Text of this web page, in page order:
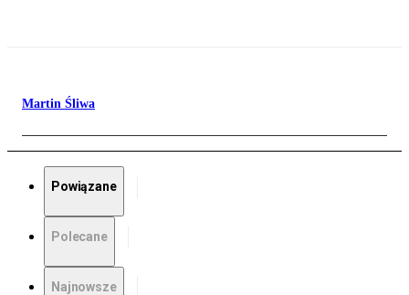
Martin Śliwa
Powiązane
Polecane
Najnowsze